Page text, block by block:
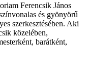
Ferencsik János
és gyönyörű
szerkesztésében. Aki
közelében,
barátként,